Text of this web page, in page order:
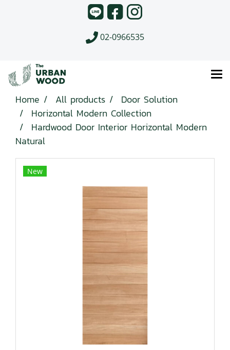
02-0966535
Home All products
Door Solution
Horizontal Modern Collection
Hardwood Door Interior Horizontal Modern
Natural
New